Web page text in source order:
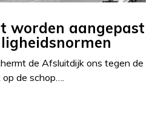
worden aangepast
de Afsluitdijk ons tegen de
op de schop….